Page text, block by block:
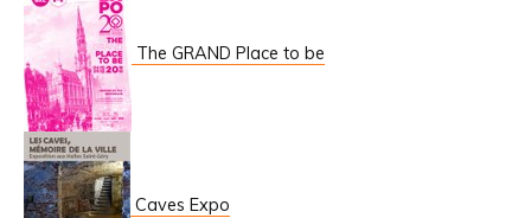
The GRAND Place to be
Caves Expo